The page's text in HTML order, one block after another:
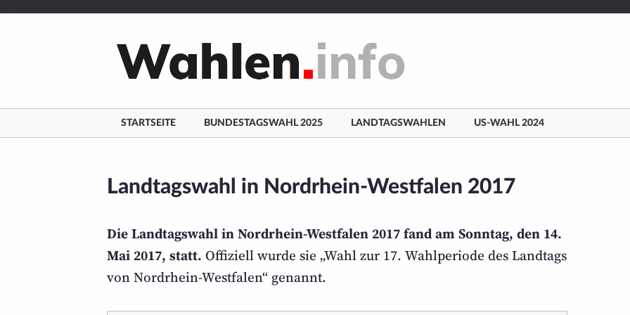
STARTSEITE BUNDESTAGSWAHL 2025 LANDTAGSWAHLEN US-WAHL 2024
Landtags­wahl in Nordrhein-Westfalen 2017
Die Landtagswahl in Nordrhein-Westfalen 2017 fand am Sonntag, den 14.
Mai 2017, statt. Offiziell wurde sie „Wahl zur 17. Wahl­periode des Landtags
von Nordrhein-Westfalen“ genannt.